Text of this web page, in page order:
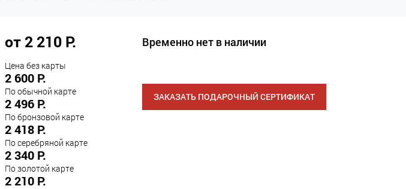
от 2 210 Р.
Цена без карты
2 600 Р.
По обычной карте
2 496 Р.
По бронзовой карте
2 418 Р.
По серебряной карте
2 340 Р.
По золотой карте
2 210 Р.
Временно нет в наличии
ЗАКАЗАТЬ ПОДАРОЧНЫЙ СЕРТИФИКАТ